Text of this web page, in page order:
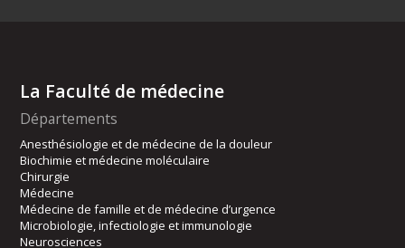
La Faculté de médecine
Départements
Anesthésiologie et de médecine de la douleur
Biochimie et médecine moléculaire
Chirurgie
Médecine
Médecine de famille et de médecine d’urgence
Microbiologie, infectiologie et immunologie
Neurosciences